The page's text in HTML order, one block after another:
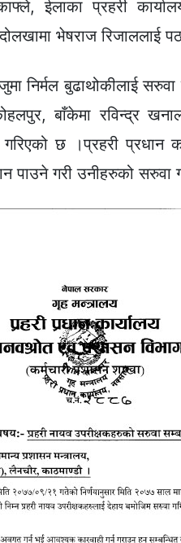
ईलाका प्रहरी
भेषराज रिजाललाई
निर्मल बुढाथोकीलाई
बाँकेमा रविन्द्र
गरिएको छ ।प्रहरी प्रधान
पाउने गरी उनीहरुको सरुवा